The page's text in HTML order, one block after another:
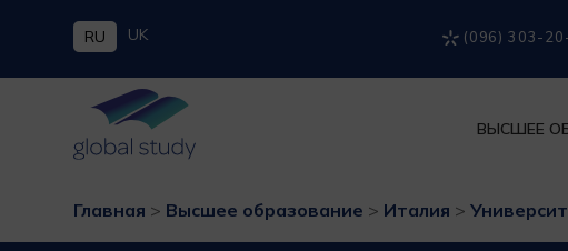
RU UK (096) 303-
ВЫСШЕЕ
Главная > Высшее образование > Италия >